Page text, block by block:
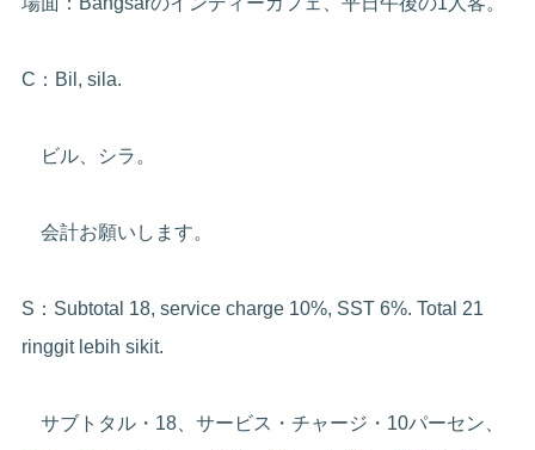
C：Bil, sila.
ビル、シラ。
会計お願いします。
S：Subtotal 18, service charge 10%, SST 6%. Total 21
ringgit lebih sikit.
サブトタル・18、サービス・チャージ・10パーセン、